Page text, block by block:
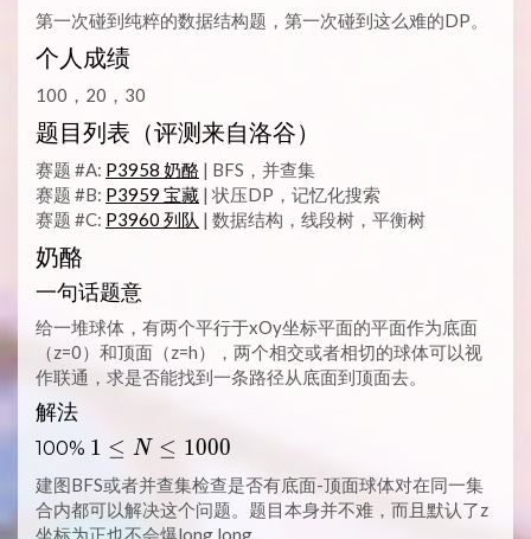
第一次碰到纯粹的数据结构题，第一次碰到这么难的DP。
个人成绩
100，20，30
题目列表（评测来自洛谷）
赛题 #A: P3958 奶酪 | BFS，并查集
赛题 #B: P3959 宝藏 | 状压DP，记忆化搜索
赛题 #C: P3960 列队 | 数据结构，线段树，平衡树
奶酪
一句话题意
给一堆球体，有两个平行于xOy坐标平面的平面作为底面
（z=0）和顶面（z=h），两个相交或者相切的球体可以视
作联通，求是否能找到一条路径从底面到顶面去。
解法
100% 1
\LEQ
N
\LEQ
1 ≤ N ≤ 1000
建图BFS或者并查集检查是否有底面-顶面球体对在同一集
合内都可以解决这个问题。题目本身并不难，而且默认了z
坐标为正也不会爆long long。